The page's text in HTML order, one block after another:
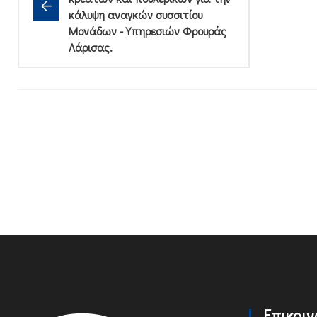
κάλυψη αναγκών συσσιτίου
Μονάδων - Υπηρεσιών Φρουράς
Λάρισας.